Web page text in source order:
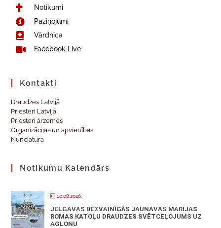
Notikumi
Paziņojumi
Vārdnīca
Facebook Live
Kontakti
Draudzes Latvijā
Priesteri Latvijā
Priesteri ārzemēs
Organizācijas un apvienības
Nunciatūra
Notikumu Kalendārs
10.08.2026.
JELGAVAS BEZVAINĪGĀS JAUNAVAS MARIJAS
ROMAS KATOĻU DRAUDZES SVĒTCEĻOJUMS UZ
AGLONU